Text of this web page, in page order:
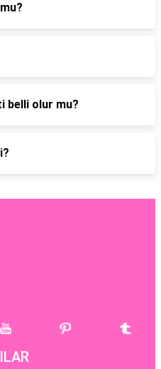
belli olur mu?